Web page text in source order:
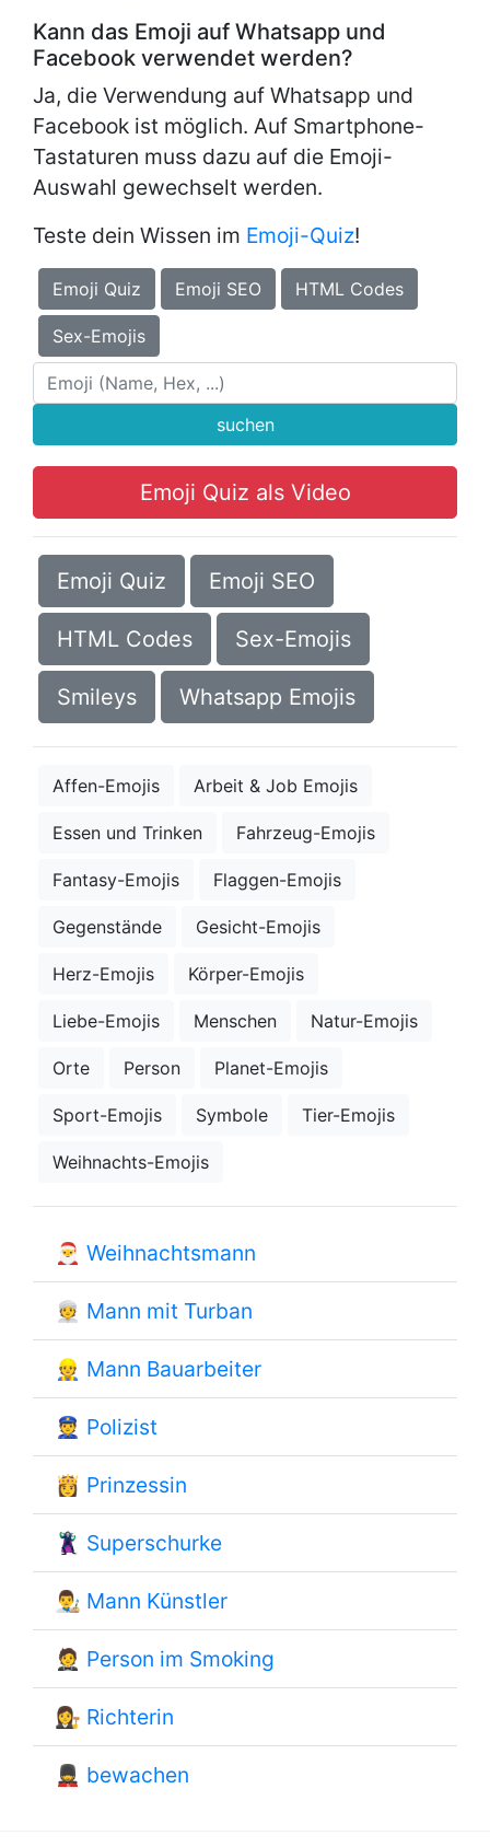
Kann das Emoji auf Whatsapp und
Facebook verwendet werden?
Ja, die Verwendung auf Whatsapp und
Facebook ist möglich. Auf Smartphone-
Tastaturen muss dazu auf die Emoji-
Auswahl gewechselt werden.
Teste dein Wissen im Emoji-Quiz!
Emoji Quiz Emoji SEO HTML Codes
Sex-Emojis
suchen
Emoji Quiz als Video
Emoji Quiz Emoji SEO
HTML Codes Sex-Emojis
Smileys Whatsapp Emojis
Affen-Emojis Arbeit & Job Emojis
Essen und Trinken Fahrzeug-Emojis
Fantasy-Emojis Flaggen-Emojis
Gegenstände Gesicht-Emojis
Herz-Emojis Körper-Emojis
Liebe-Emojis Menschen Natur-Emojis
Orte Person Planet-Emojis
Sport-Emojis Symbole Tier-Emojis
Weihnachts-Emojis
🎅 Weihnachtsmann
👳 Mann mit Turban
👷 Mann Bauarbeiter
👮 Polizist
👸 Prinzessin
🦹 Superschurke
👨‍🎨 Mann Künstler
🤵 Person im Smoking
👩‍⚖️ Richterin
💂 bewachen